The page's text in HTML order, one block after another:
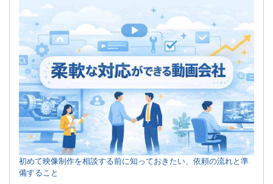
初めて映像制作を相談する前に知っておきたい、依頼の流れと準
備すること